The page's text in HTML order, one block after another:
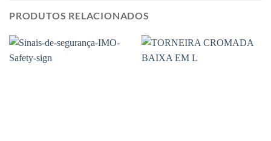
PRODUTOS RELACIONADOS